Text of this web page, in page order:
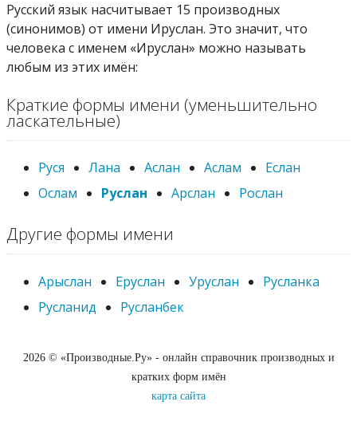
Русский язык насчитывает 15 производных
(синонимов) от имени Ируслан. Это значит, что
человека с именем «Ируслан» можно называть
любым из этих имён:
Краткие формы имени (уменьшительно
ласкательные)
Руся Лана Аслан Аслам
Еслан
Ослам
Руслан Арслан Рослан
Другие формы имени
Арыслан Еруслан Уруслан
Русланка
Русланид
Русланбек
2026 © «Производные.Ру» - онлайн справочник производных и
кратких форм имён
карта сайта